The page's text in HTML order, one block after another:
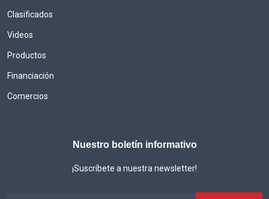
Clasificados
Videos
Productos
Financiación
Comercios
Nuestro boletín informativo
¡Suscríbete a nuestra newsletter!